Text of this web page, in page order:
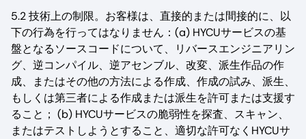
5.2 技術上の制限。お客様は、直接的または間接的に、以
下の行為を行ってはなりません：(a) HYCUサービスの基
盤となるソースコードについて、リバースエンジニアリン
グ、逆コンパイル、逆アセンブル、改変、派生作品の作
成、またはその他の方法による作成、作成の試み、派生、
もしくは第三者による作成または派生を許可または支援す
ること； (b) HYCUサービスの脆弱性を探査、スキャン、
またはテストしようとすること、適切な許可なくHYCUサ